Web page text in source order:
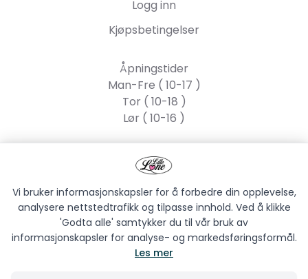
Logg inn
Kjøpsbetingelser
Åpningstider
Man-Fre ( 10-17 )
Tor ( 10-18 )
Lør ( 10-16 )
Strandgata 55, 2317
Hamar
Vi bruker informasjonskapsler for å forbedre din opplevelse,
analysere nettstedtrafikk og tilpasse innhold. Ved å klikke
'Godta alle' samtykker du til vår bruk av
informasjonskapsler for analyse- og markedsføringsformål.
Les mer